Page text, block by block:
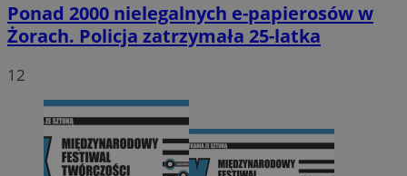
Ponad 2000 nielegalnych e-papierosów w
Żorach. Policja zatrzymała 25-latka
12